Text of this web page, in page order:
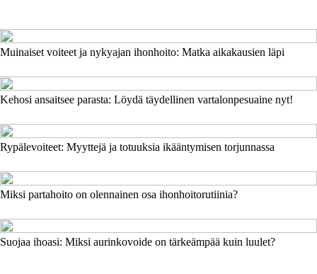
Muinaiset voiteet ja nykyajan ihonhoito: Matka aikakausien läpi
Kehosi ansaitsee parasta: Löydä täydellinen vartalonpesuaine nyt!
Rypälevoiteet: Myyttejä ja totuuksia ikääntymisen torjunnassa
Miksi partahoito on olennainen osa ihonhoitorutiinia?
Suojaa ihoasi: Miksi aurinkovoide on tärkeämpää kuin luulet?